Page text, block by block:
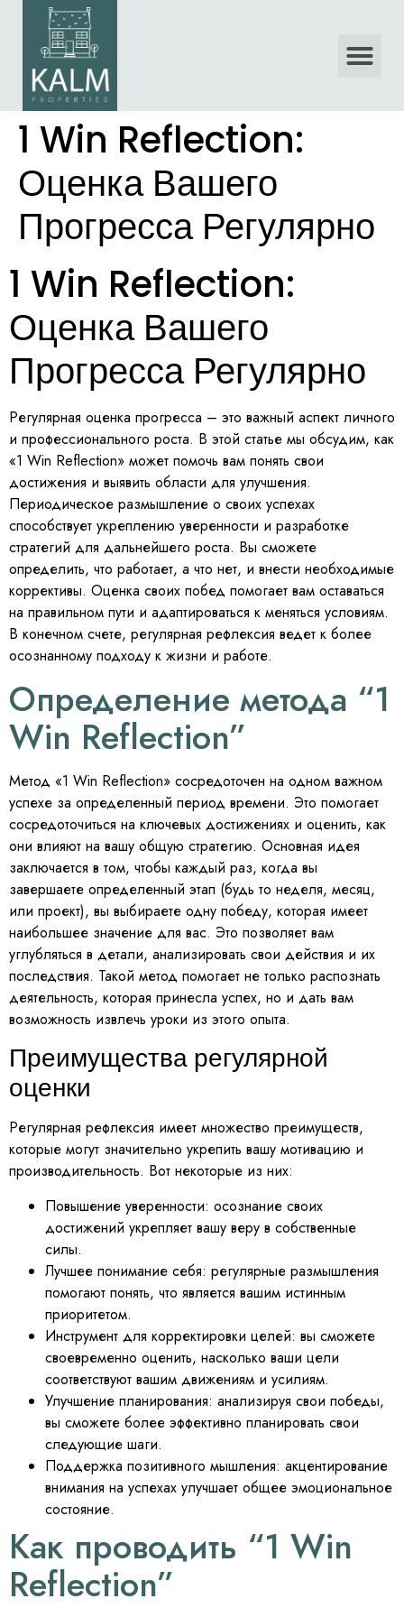
1 Win Reflection:
Оценка Вашего
Прогресса Регулярно
1 Win Reflection:
Оценка Вашего
Прогресса Регулярно
Регулярная оценка прогресса – это важный аспект личного
и профессионального роста. В этой статье мы обсудим, как
«1 Win Reflection» может помочь вам понять свои
достижения и выявить области для улучшения.
Периодическое размышление о своих успехах
способствует укреплению уверенности и разработке
стратегий для дальнейшего роста. Вы сможете
определить, что работает, а что нет, и внести необходимые
коррективы. Оценка своих побед помогает вам оставаться
на правильном пути и адаптироваться к меняться условиям.
В конечном счете, регулярная рефлексия ведет к более
осознанному подходу к жизни и работе.
Определение метода “1
Win Reflection”
Метод «1 Win Reflection» сосредоточен на одном важном
успехе за определенный период времени. Это помогает
сосредоточиться на ключевых достижениях и оценить, как
они влияют на вашу общую стратегию. Основная идея
заключается в том, чтобы каждый раз, когда вы
завершаете определенный этап (будь то неделя, месяц,
или проект), вы выбираете одну победу, которая имеет
наибольшее значение для вас. Это позволяет вам
углубляться в детали, анализировать свои действия и их
последствия. Такой метод помогает не только распознать
деятельность, которая принесла успех, но и дать вам
возможность извлечь уроки из этого опыта.
Преимущества регулярной
оценки
Регулярная рефлексия имеет множество преимуществ,
которые могут значительно укрепить вашу мотивацию и
производительность. Вот некоторые из них:
Повышение уверенности: осознание своих
достижений укрепляет вашу веру в собственные
силы.
Лучшее понимание себя: регулярные размышления
помогают понять, что является вашим истинным
приоритетом.
Инструмент для корректировки целей: вы сможете
своевременно оценить, насколько ваши цели
соответствуют вашим движениям и усилиям.
Улучшение планирования: анализируя свои победы,
вы сможете более эффективно планировать свои
следующие шаги.
Поддержка позитивного мышления: акцентирование
внимания на успехах улучшает общее эмоциональное
состояние.
Как проводить “1 Win
Reflection”